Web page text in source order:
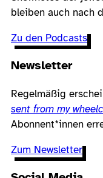
bleiben auch nach
Zu den Podcasts
Newsletter
Regelmäßig
sent from my
Abonnent*innen
Zum Newsletter